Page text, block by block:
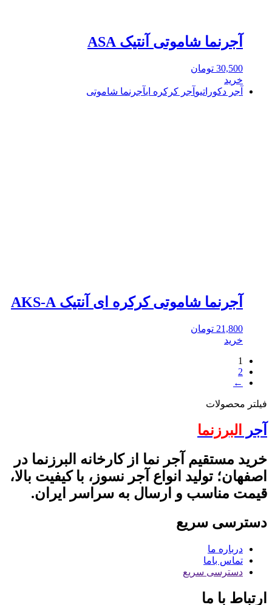
آجرنما شاموتی آنتیک ASA
30,500 تومان
خرید
آجر دکوراتیو آجر کرکره ایآجرنما شاموتی
آجرنما شاموتی کرکره ای آنتیک AKS-A
21,800 تومان
خرید
1
2
←
فیلتر محصولات
آجر
البرزنما
خرید مستقیم آجر نما از کارخانه البرزنما در
اصفهان؛ تولید انواع آجر نسوز، با کیفیت بالا،
قیمت مناسب و ارسال به سراسر ایران.
دسترسی سریع
درباره ما
تماس باما
دسترسی سریع
ارتباط با ما